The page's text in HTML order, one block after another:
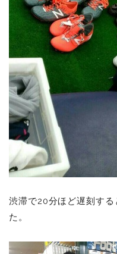
渋滞で20分ほど遅刻す
た。